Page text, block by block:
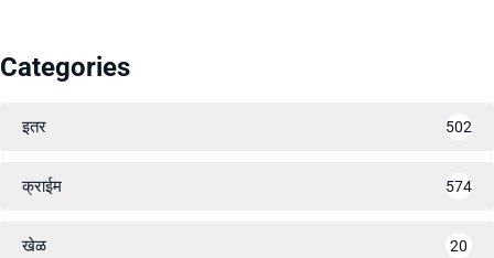
Categories
इतर 502
क्राईम 574
खेळ 20